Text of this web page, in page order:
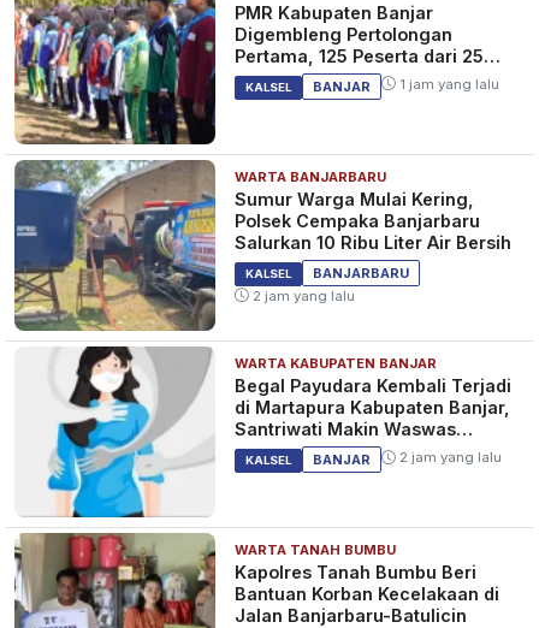
PMR Kabupaten Banjar
Digembleng Pertolongan
Pertama, 125 Peserta dari 25
Sekolah
KALSEL BANJAR 1 jam yang lalu
WARTA BANJARBARU
Sumur Warga Mulai Kering,
Polsek Cempaka Banjarbaru
Salurkan 10 Ribu Liter Air Bersih
KALSEL
BANJARBARU
2 jam yang lalu
WARTA KABUPATEN BANJAR
Begal Payudara Kembali Terjadi
di Martapura Kabupaten Banjar,
Santriwati Makin Waswas
Melintas
KALSEL BANJAR 2 jam yang lalu
WARTA TANAH BUMBU
Kapolres Tanah Bumbu Beri
Bantuan Korban Kecelakaan di
Jalan Banjarbaru-Batulicin